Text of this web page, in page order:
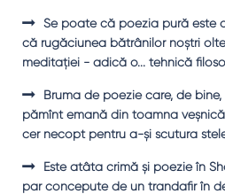
Se poate că poezia pură este
că rugăciunea bătrânilor noştri
meditaţiei - adică o... tehnică
Bruma de poezie care, de
pămînt emană din toamna
cer necopt pentru a-şi scutura
Este atâta crimă şi poezie în
par concepute de un trandafir în